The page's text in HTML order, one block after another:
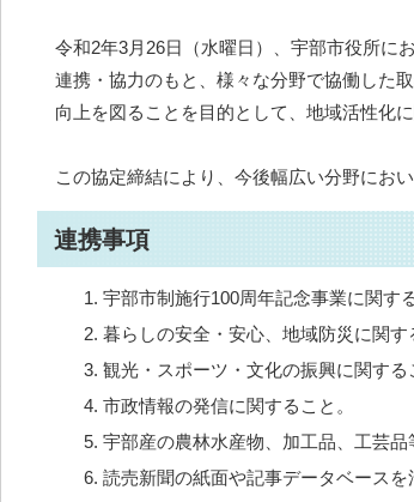
令和2年3月26日（水曜日）、宇部市役所に
連携・協力のもと、様々な分野で協働した
向上を図ることを目的として、地域活性化
この協定締結により、今後幅広い分野にお
連携事項
宇部市制施行100周年記念事業に関す
暮らしの安全・安心、地域防災に関す
観光・スポーツ・文化の振興に関する
市政情報の発信に関すること。
宇部産の農林水産物、加工品、工芸
読売新聞の紙面や記事データベース